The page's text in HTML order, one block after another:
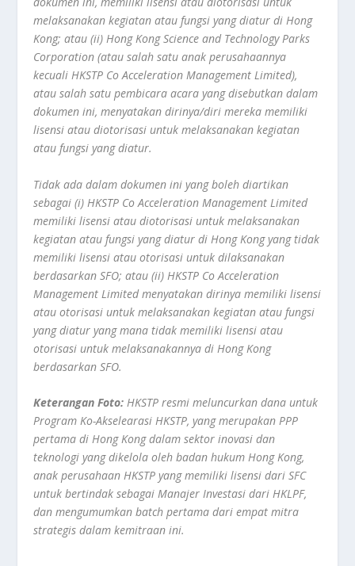
melaksanakan kegiatan atau fungsi yang diatur di Hong
Kong; atau (ii) Hong Kong Science and Technology Parks
Corporation (atau salah satu anak perusahaannya
kecuali HKSTP Co Acceleration Management Limited),
atau salah satu pembicara acara yang disebutkan dalam
dokumen ini, menyatakan dirinya/diri mereka memiliki
lisensi atau diotorisasi untuk melaksanakan kegiatan
atau fungsi yang diatur.
Tidak ada dalam dokumen ini yang boleh diartikan
sebagai (i) HKSTP Co Acceleration Management Limited
memiliki lisensi atau diotorisasi untuk melaksanakan
kegiatan atau fungsi yang diatur di Hong Kong yang tidak
memiliki lisensi atau otorisasi untuk dilaksanakan
berdasarkan SFO; atau (ii) HKSTP Co Acceleration
Management Limited menyatakan dirinya memiliki lisensi
atau otorisasi untuk melaksanakan kegiatan atau fungsi
yang diatur yang mana tidak memiliki lisensi atau
otorisasi untuk melaksanakannya di Hong Kong
berdasarkan SFO.
Keterangan Foto:HKSTP resmi meluncurkan dana untuk
Program Ko-Akselearasi HKSTP, yang merupakan PPP
pertama di Hong Kong dalam sektor inovasi dan
teknologi yang dikelola oleh badan hukum Hong Kong,
anak perusahaan HKSTP yang memiliki lisensi dari SFC
untuk bertindak sebagai Manajer Investasi dari HKLPF,
dan mengumumkan batch pertama dari empat mitra
strategis dalam kemitraan ini.